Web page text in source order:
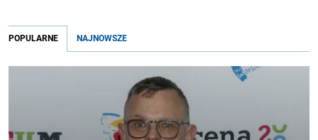
POPULARNE NAJNOWSZE